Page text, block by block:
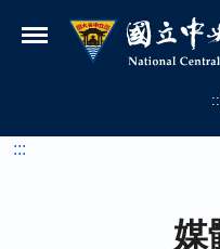
國立中央大學
:::
媒